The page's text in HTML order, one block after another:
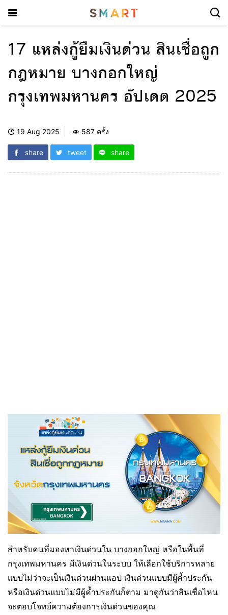
17 แหล่งกู้ยืมเงินด่วน สินเชื่อถูก
กฎหมาย บางกอกใหญ่
กรุงเทพมหานคร อัปเดต 2025
19 Aug 2025 587 ครั้ง
share tweet share
สำหรับคนที่มองหาเงินด่วนใน บางกอกใหญ่ หรือในพื้นที่
กรุงเทพมหานคร มีเงินด่วนในระบบ ให้เลือกใช้บริการหลาย
แบบไม่ว่าจะเป็นเงินด่วนผ่านแอป เงินด่วนแบบมีผู้ค้ำประกัน
หรือเงินด่วนแบบไม่มีผู้ค้ำประกันก็ตาม มาดูกันว่าสินเชื่อไหน
จะตอบโจทย์ความต้องการเงินด่วนของคุณ